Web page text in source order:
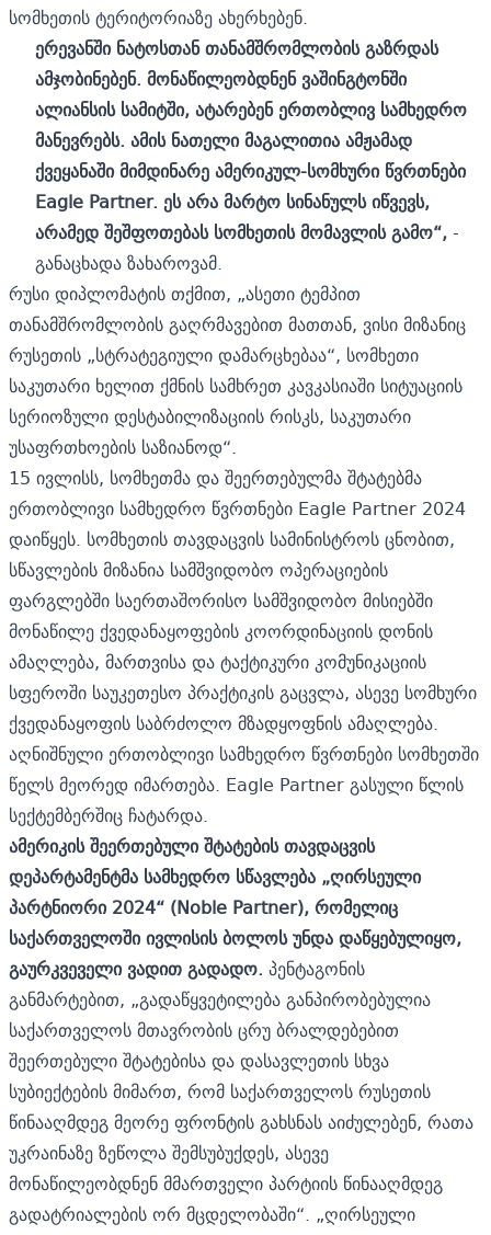
სომხეთის ტერიტორიაზე ახერხებენ.
ერევანში ნატოსთან თანამშრომლობის გაზრდას
ამჯობინებენ. მონაწილეობდნენ ვაშინგტონში
ალიანსის სამიტში, ატარებენ ერთობლივ სამხედრო
მანევრებს. ამის ნათელი მაგალითია ამჟამად
ქვეყანაში მიმდინარე ამერიკულ-სომხური წვრთნები
Eagle Partner. ეს არა მარტო სინანულს იწვევს,
არამედ შეშფოთებას სომხეთის მომავლის გამო“,-
განაცხადა ზახაროვამ.
რუსი დიპლომატის თქმით, „ასეთი ტემპით
თანამშრომლობის გაღრმავებით მათთან, ვისი მიზანიც
რუსეთის „სტრატეგიული დამარცხებაა“, სომხეთი
საკუთარი ხელით ქმნის სამხრეთ კავკასიაში სიტუაციის
სერიოზული დესტაბილიზაციის რისკს, საკუთარი
უსაფრთხოების საზიანოდ“.
15 ივლისს, სომხეთმა და შეერთებულმა შტატებმა
ერთობლივი სამხედრო წვრთნები Eagle Partner 2024
დაიწყეს. სომხეთის თავდაცვის სამინისტროს ცნობით,
სწავლების მიზანია სამშვიდობო ოპერაციების
ფარგლებში საერთაშორისო სამშვიდობო მისიებში
მონაწილე ქვედანაყოფების კოორდინაციის დონის
ამაღლება, მართვისა და ტაქტიკური კომუნიკაციის
სფეროში საუკეთესო პრაქტიკის გაცვლა, ასევე სომხური
ქვედანაყოფის საბრძოლო მზადყოფნის ამაღლება.
აღნიშნული ერთობლივი სამხედრო წვრთნები სომხეთში
წელს მეორედ იმართება. Eagle Partner გასული წლის
სექტემბერშიც ჩატარდა.
ამერიკის შეერთებული შტატების თავდაცვის
დეპარტამენტმა სამხედრო სწავლება „ღირსეული
პარტნიორი 2024“ (Noble Partner),რომელიც
საქართველოში ივლისის ბოლოს უნდა დაწყებულიყო,
გაურკვეველი ვადით გადადო. პენტაგონის
განმარტებით, „გადაწყვეტილება განპირობებულია
საქართველოს მთავრობის ცრუ ბრალდებებით
შეერთებული შტატებისა და დასავლეთის სხვა
სუბიექტების მიმართ, რომ საქართველოს რუსეთის
წინააღმდეგ მეორე ფრონტის გახსნას აიძულებენ, რათა
უკრაინაზე ზეწოლა შემსუბუქდეს, ასევე
მონაწილეობდნენ მმართველი პარტიის წინააღმდეგ
გადატრიალების ორ მცდელობაში“. „ღირსეული